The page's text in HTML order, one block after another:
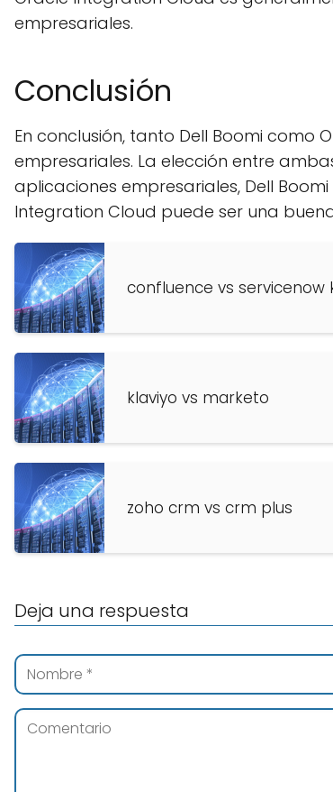
empresariales.
Conclusión
En conclusión, tanto Dell Boomi
empresariales. La elección entre
aplicaciones empresariales, Dell
Integration Cloud puede ser una
confluence vs
klaviyo vs marketo
zoho crm vs crm plus
Deja una respuesta